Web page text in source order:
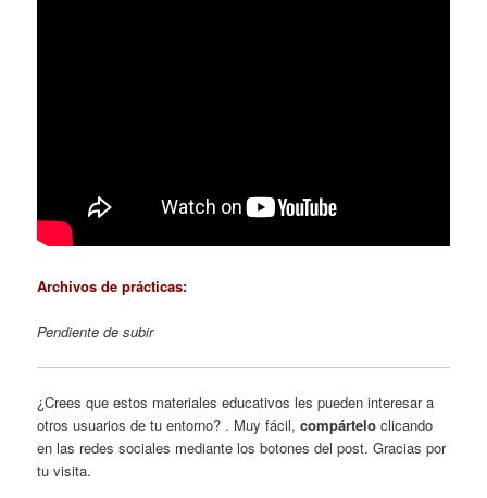
Archivos de prácticas:
Pendiente de subir
¿Crees que estos materiales educativos les pueden interesar a
otros usuarios de tu entorno? . Muy fácil,compártelo clicando
en las redes sociales mediante los botones del post. Gracias por
tu visita.